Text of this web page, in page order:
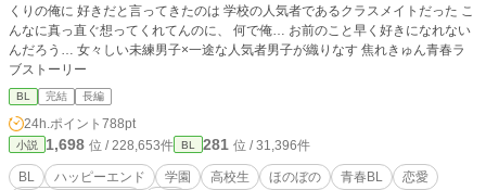
くりの俺に 好きだと言ってきたのは 学校の人気者であるクラスメイトだった こ
んなに真っ直ぐ想ってくれてんのに、 何で俺… お前のこと早く好きになれない
んだろう… 女々しい未練男子×一途な人気者男子が織りなす 焦れきゅん青春ラ
ブストーリー
BL 完結 長編
24h.ポイント 788pt
小説 1,698 位 / 228,653件 BL 281 位 / 31,396件
BL ハッピーエンド 学園 高校生 ほのぼの 青春BL
恋愛